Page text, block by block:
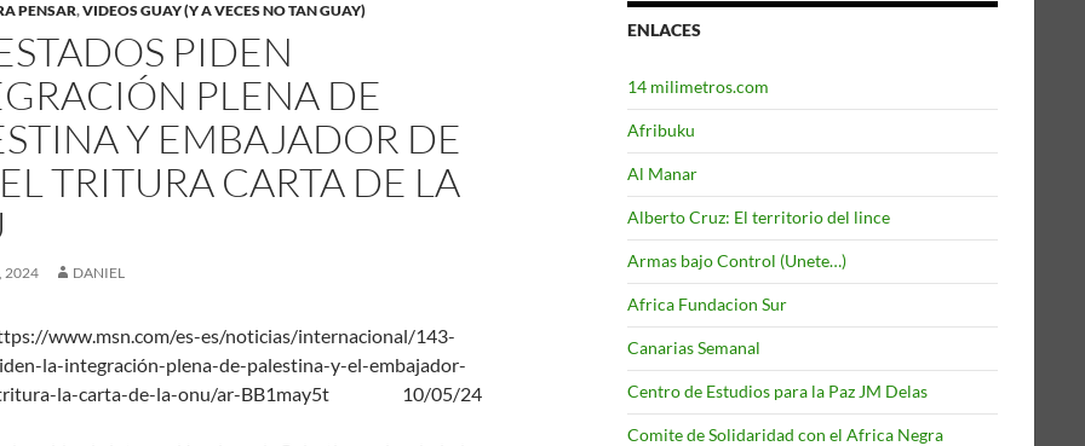
PENSAR,VIDEOS GUAY (Y A VECES NO TAN GUAY)
PIDEN
PLENA DE
Y EMBAJADOR DE
TRITURA CARTA DE LA
2024 DANIEL
www.msn.com/es-es/noticias/internacional/143-
la-integración-plena-de-palestina-y-el-embajador-
tritura-la-carta-de-la-onu/ar-BB1may5t 10/05/24
ENLACES
14 milimetros.com
Afribuku
Al Manar
Alberto Cruz: El territorio del lince
Armas bajo Control (Unete…)
Africa Fundacion Sur
Canarias Semanal
Centro de Estudios para la Paz JM Delas
Comite de Solidaridad con el Africa Negra